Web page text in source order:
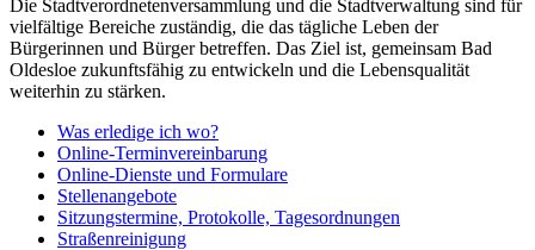
Die Stadtverordnetenversammlung und die Stadtverwaltung sind für
vielfältige Bereiche zuständig, die das tägliche Leben der
Bürgerinnen und Bürger betreffen. Das Ziel ist, gemeinsam Bad
Oldesloe zukunftsfähig zu entwickeln und die Lebensqualität
weiterhin zu stärken.
Was erledige ich wo?
Online-Terminvereinbarung
Online-Dienste und Formulare
Stellenangebote
Sitzungstermine, Protokolle, Tagesordnungen
Straßenreinigung